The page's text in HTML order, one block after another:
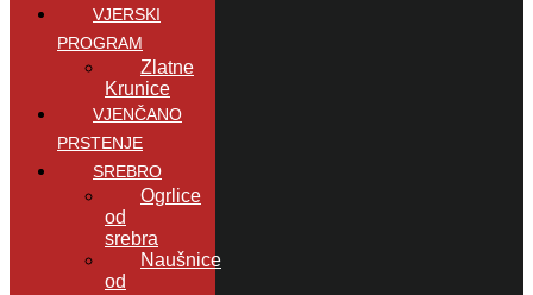
VJERSKI
PROGRAM
Zlatne
Krunice
VJENČANO
PRSTENJE
SREBRO
Ogrlice
od
srebra
Naušnice
od